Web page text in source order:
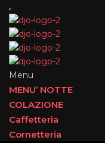
Menu
MENU’ NOTTE
COLAZIONE
Caffetteria
Cornetteria